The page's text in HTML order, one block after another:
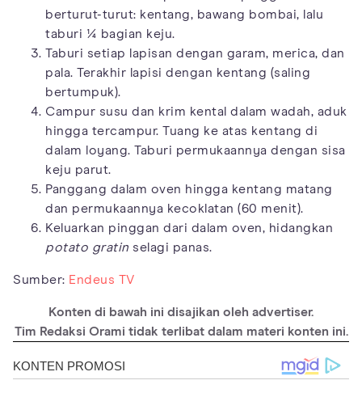
berturut-turut: kentang, bawang bombai, lalu
taburi ¼ bagian keju.
Taburi setiap lapisan dengan garam, merica, dan
pala. Terakhir lapisi dengan kentang (saling
bertumpuk).
Campur susu dan krim kental dalam wadah, aduk
hingga tercampur. Tuang ke atas kentang di
dalam loyang. Taburi permukaannya dengan sisa
keju parut.
Panggang dalam oven hingga kentang matang
dan permukaannya kecoklatan (60 menit).
Keluarkan pinggan dari dalam oven, hidangkan
potato gratin selagi panas.
Sumber: Endeus TV
Konten di bawah ini disajikan oleh advertiser.
Tim Redaksi Orami tidak terlibat dalam materi konten ini.